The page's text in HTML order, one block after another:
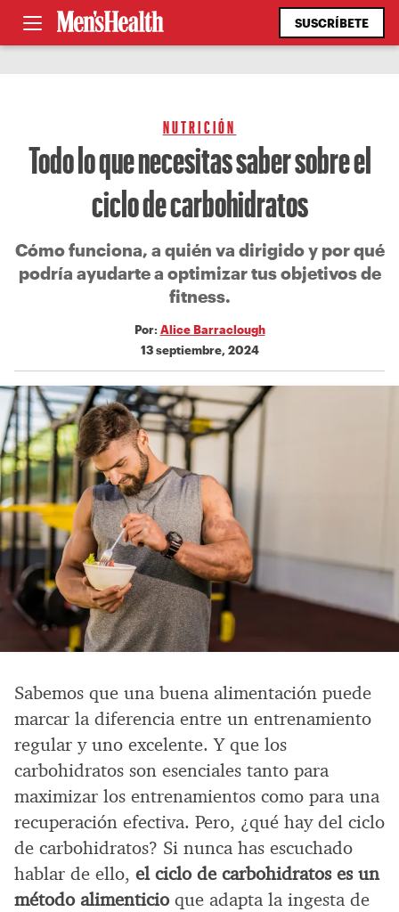
SUSCRÍBETE
NUTRICIÓN
Todo lo que necesitas saber sobre el
ciclo de carbohidratos
Cómo funciona, a quién va dirigido y por qué
podría ayudarte a optimizar tus objetivos de
fitness.
Por: Alice Barraclough
13 septiembre, 2024
Sabemos que una buena alimentación puede
marcar la diferencia entre un entrenamiento
regular y uno excelente. Y que los
carbohidratos son esenciales tanto para
maximizar los entrenamientos como para una
recuperación efectiva. Pero, ¿qué hay del ciclo
de carbohidratos? Si nunca has escuchado
hablar de ello, el ciclo de carbohidratos es un
método alimenticioque adapta la ingesta de